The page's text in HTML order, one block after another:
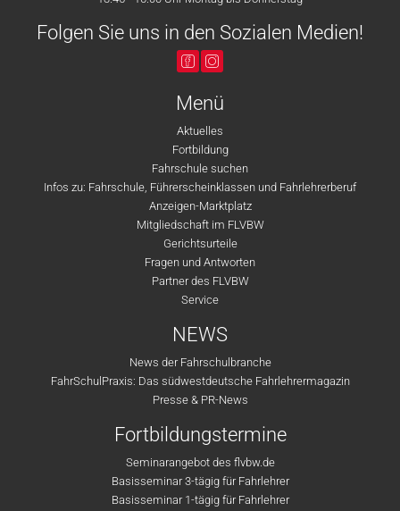
Folgen Sie uns in den Sozialen Medien!
Menü
Aktuelles
Fortbildung
Fahrschule suchen
Infos zu: Fahrschule, Führerscheinklassen und Fahrlehrerberuf
Anzeigen-Marktplatz
Mitgliedschaft im FLVBW
Gerichtsurteile
Fragen und Antworten
Partner des FLVBW
Service
NEWS
News der Fahrschulbranche
FahrSchulPraxis: Das südwestdeutsche Fahrlehrermagazin
Presse & PR-News
Fortbildungstermine
Seminarangebot des flvbw.de
Basisseminar 3-tägig für Fahrlehrer
Basisseminar 1-tägig für Fahrlehrer